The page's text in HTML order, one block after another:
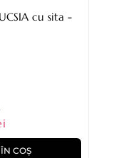
cu sita -
COȘ